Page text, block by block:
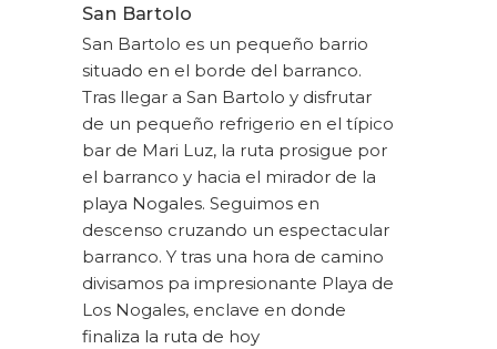
San Bartolo
San Bartolo es un pequeño barrio
situado en el borde del barranco.
Tras llegar a San Bartolo y disfrutar
de un pequeño refrigerio en el típico
bar de Mari Luz, la ruta prosigue por
el barranco y hacia el mirador de la
playa Nogales. Seguimos en
descenso cruzando un espectacular
barranco. Y tras una hora de camino
divisamos pa impresionante Playa de
Los Nogales, enclave en donde
finaliza la ruta de hoy